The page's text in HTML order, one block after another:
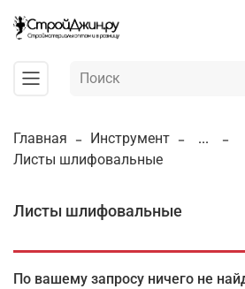
Главная Инструмент
...
Листы шлифовальные
Листы шлифовальные
По вашему запросу ничего не